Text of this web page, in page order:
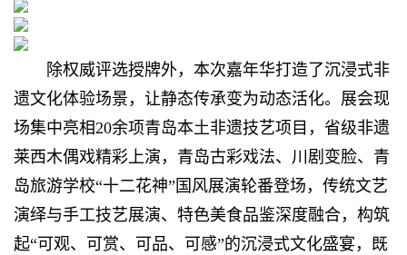
除权威评选授牌外，本次嘉年华打造了沉浸式非
遗文化体验场景，让静态传承变为动态活化。展会现
场集中亮相20余项青岛本土非遗技艺项目，省级非遗
莱西木偶戏精彩上演，青岛古彩戏法、川剧变脸、青
岛旅游学校“十二花神”国风展演轮番登场，传统文艺
演绎与手工技艺展演、特色美食品鉴深度融合，构筑
起“可观、可赏、可品、可感”的沉浸式文化盛宴，既